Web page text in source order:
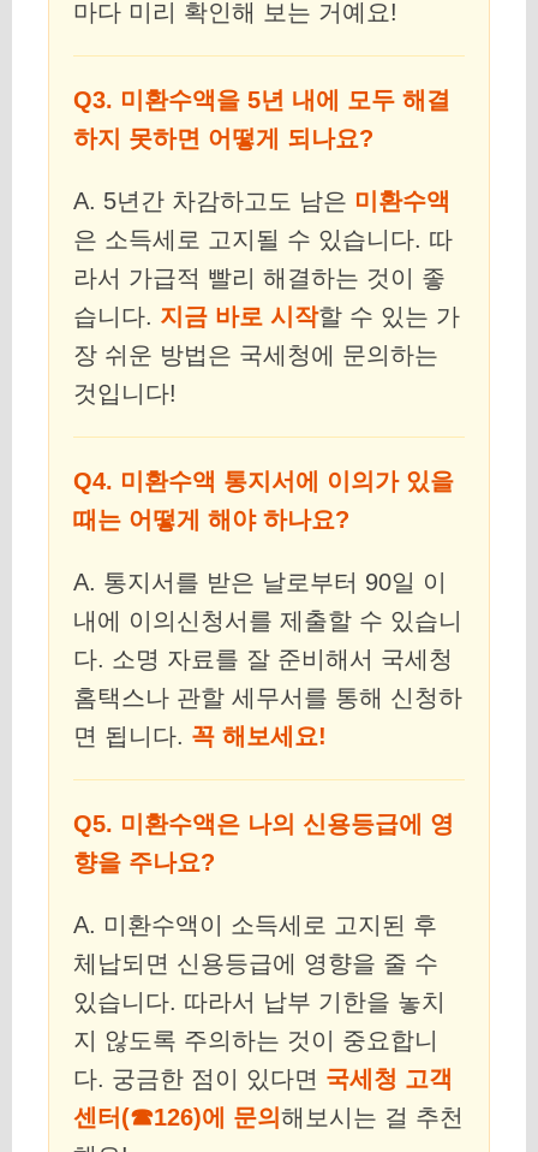
마다 미리 확인해 보는 거예요!
Q3. 미환수액을 5년 내에 모두 해결
하지 못하면 어떻게 되나요?
A. 5년간 차감하고도 남은 미환수액
은 소득세로 고지될 수 있습니다. 따
라서 가급적 빨리 해결하는 것이 좋
습니다. 지금 바로 시작할 수 있는 가
장 쉬운 방법은 국세청에 문의하는
것입니다!
Q4. 미환수액 통지서에 이의가 있을
때는 어떻게 해야 하나요?
A. 통지서를 받은 날로부터 90일 이
내에 이의신청서를 제출할 수 있습니
다. 소명 자료를 잘 준비해서 국세청
홈택스나 관할 세무서를 통해 신청하
면 됩니다. 꼭 해보세요!
Q5. 미환수액은 나의 신용등급에 영
향을 주나요?
A. 미환수액이 소득세로 고지된 후
체납되면 신용등급에 영향을 줄 수
있습니다. 따라서 납부 기한을 놓치
지 않도록 주의하는 것이 중요합니
다. 궁금한 점이 있다면 국세청 고객
센터(☎126)에 문의 해보시는 걸 추천